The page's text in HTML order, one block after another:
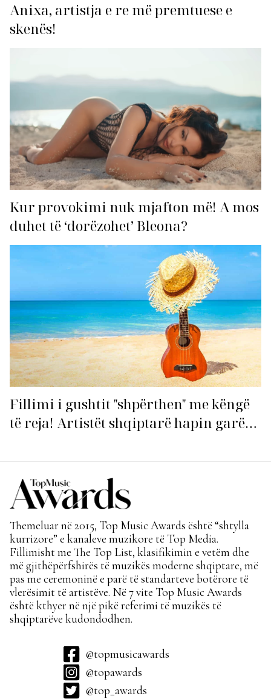
Anixa, artistja e re më premtuese e
skenës!
Kur provokimi nuk mjafton më! A mos
duhet të ‘dorëzohet’ Bleona?
Fillimi i gushtit "shpërthen" me këngë
të reja! Artistët shqiptarë hapin garën
Themeluar në 2015, Top Music Awards është “shtylla
kurrizore” e kanaleve muzikore të Top Media.
Fillimisht me The Top List, klasifikimin e vetëm dhe
më gjithëpërfshirës të muzikës moderne shqiptare, më
pas me ceremoninë e parë të standarteve botërore të
vlerësimit të artistëve. Në 7 vite Top Music Awards
është kthyer në një pikë referimi të muzikës të
shqiptarëve kudondodhen.
@topmusicawards
@topawards
@top_awards